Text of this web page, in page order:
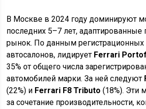
В Москве в 2024 году доминируют
последних 5–7 лет, адаптированные
рынок. По данным регистрационных
автосалонов, лидирует Ferrari
35% от общего числа
автомобилей марки. За ней следуют
(22%) и Ferrari F8 Tributo (18%). Эти
за сочетание производительности,